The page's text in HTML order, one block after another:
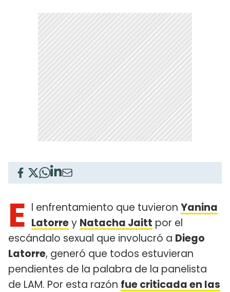
E l enfrentamiento que tuvieron Yanina
Latorrey Natacha Jaitt por el
escándalo sexual que involucró a Diego
Latorre, generó que todos estuvieran
pendientes de la palabra de la panelista
de LAM. Por esta razón fue criticada en las